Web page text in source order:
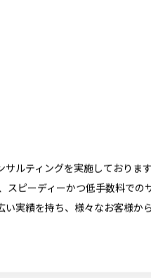
ルティングを実施しております
ピーディーかつ低手数料での
実績を持ち、様々なお客様か